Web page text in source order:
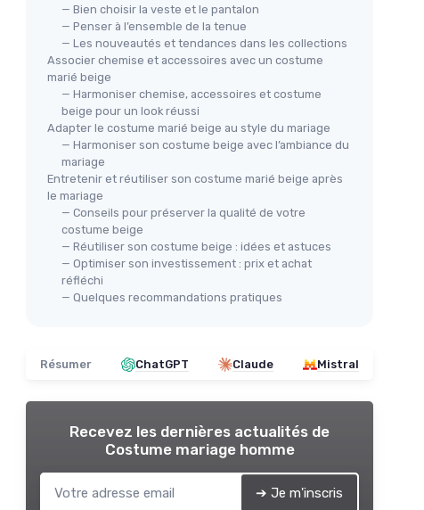
— Bien choisir la veste et le pantalon
— Penser à l’ensemble de la tenue
— Les nouveautés et tendances dans les collections
Associer chemise et accessoires avec un costume
marié beige
— Harmoniser chemise, accessoires et costume
beige pour un look réussi
Adapter le costume marié beige au style du mariage
— Harmoniser son costume beige avec l’ambiance du
mariage
Entretenir et réutiliser son costume marié beige après
le mariage
— Conseils pour préserver la qualité de votre
costume beige
— Réutiliser son costume beige : idées et astuces
— Optimiser son investissement : prix et achat
réfléchi
— Quelques recommandations pratiques
Résumer ChatGPT Claude Mistral
Recevez les dernières actualités de
Costume mariage homme
➔ Je m'inscris